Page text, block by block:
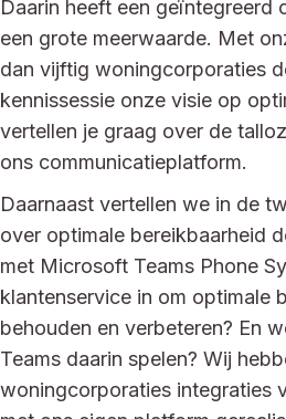
Daarin heeft een geïntegreerd
een grote meerwaarde. Met
dan vijftig woningcorporaties
kennissessie onze visie op
vertellen je graag over de
ons communicatieplatform.
Daarnaast vertellen we in de
over optimale bereikbaarheid
met Microsoft Teams Phone
klantenservice in om optimale
behouden en verbeteren? En
Teams daarin spelen? Wij
woningcorporaties integraties